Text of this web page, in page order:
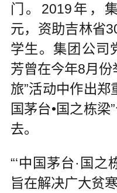
门。2019年，
元，资助吉林省
学生。集团公司
芳曾在今年8月份
旅”活动中作出郑
国茅台•国之栋梁
去。
“‘中国茅台·国之
旨在解决广大贫寒